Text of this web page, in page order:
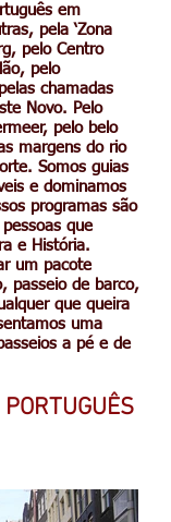
em
pela ‘Zona
pelo Centro
pelo
chamadas
Novo. Pelo
pelo belo
margens do rio
Somos guias
e dominamos
programas são
que
e História.
um pacote
passeio de barco,
que queira
uma
a pé e de